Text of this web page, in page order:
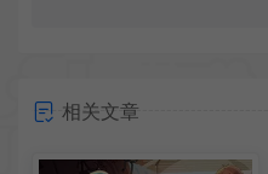
相关文章